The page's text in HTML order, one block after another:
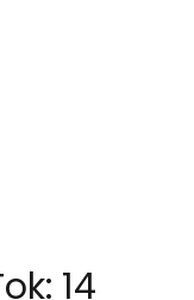
14